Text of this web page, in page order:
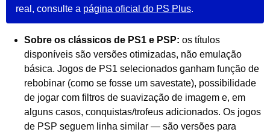
real, consulte a página oficial do PS Plus.
Sobre os clássicos de PS1 e PSP: os títulos
disponíveis são versões otimizadas, não emulação
básica. Jogos de PS1 selecionados ganham função de
rebobinar (como se fosse um savestate), possibilidade
de jogar com filtros de suavização de imagem e, em
alguns casos, conquistas/trofeus adicionados. Os jogos
de PSP seguem linha similar — são versões para